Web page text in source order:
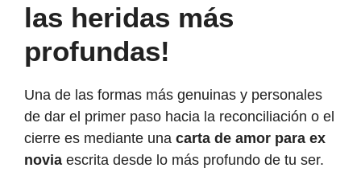
las heridas más
profundas!
Una de las formas más genuinas y personales
de dar el primer paso hacia la reconciliación o el
cierre es mediante una carta de amor para ex
novia escrita desde lo más profundo de tu ser.